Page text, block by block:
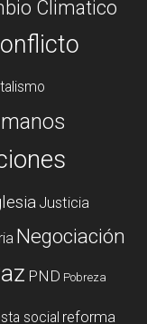
Climatico
Justicia
Negociación
PND Pobreza
social reforma